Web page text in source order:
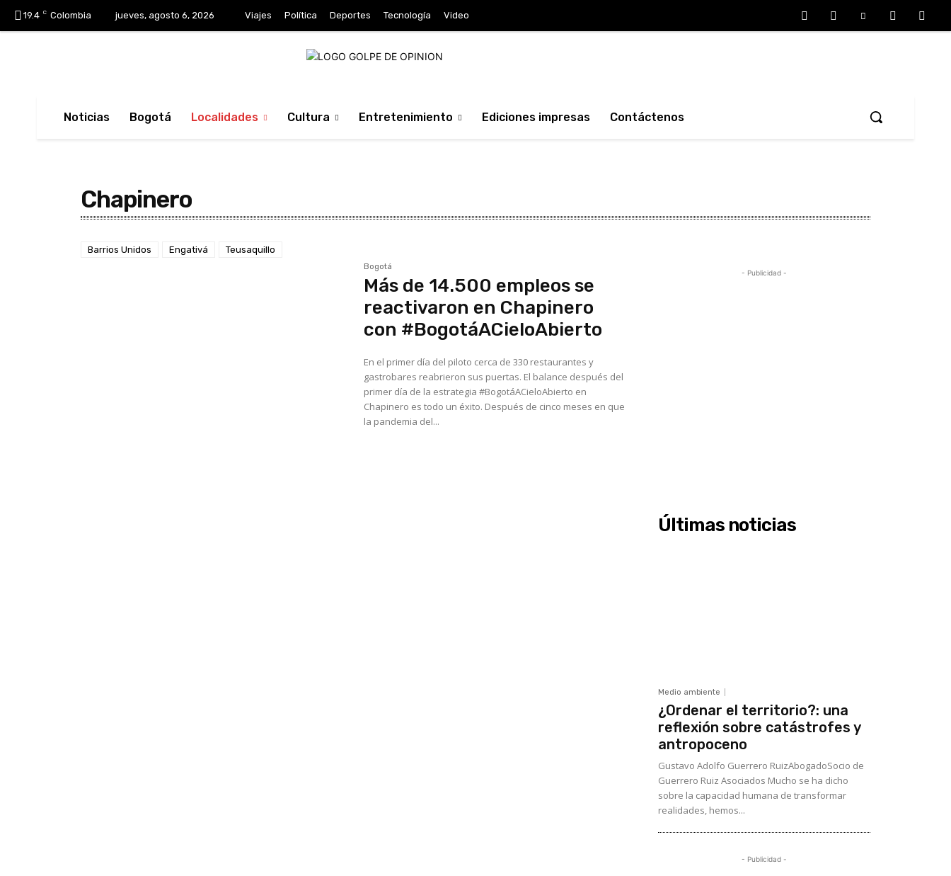
19.4 C Colombia jueves, agosto 6, 2026 Viajes Política Deportes Tecnología Video
Noticias Bogotá Localidades Cultura Entretenimiento Ediciones impresas Contáctenos
Chapinero
Barrios Unidos Engativá Teusaquillo
Bogotá
Más de 14.500 empleos se
reactivaron en Chapinero
con #BogotáACieloAbierto
En el primer día del piloto cerca de 330 restaurantes y
gastrobares reabrieron sus puertas. El balance después del
primer día de la estrategia #BogotáACieloAbierto en
Chapinero es todo un éxito. Después de cinco meses en que
la pandemia del...
- Publicidad -
Últimas noticias
Medio ambiente
¿Ordenar el territorio?: una
reflexión sobre catástrofes y
antropoceno
Gustavo Adolfo Guerrero RuizAbogadoSocio de
Guerrero Ruiz Asociados Mucho se ha dicho
sobre la capacidad humana de transformar
realidades, hemos...
- Publicidad -